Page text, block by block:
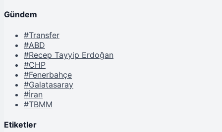
Gündem
#Transfer
#ABD
#Recep Tayyip Erdoğan
#CHP
#Fenerbahçe
#Galatasaray
#İran
#TBMM
Etiketler